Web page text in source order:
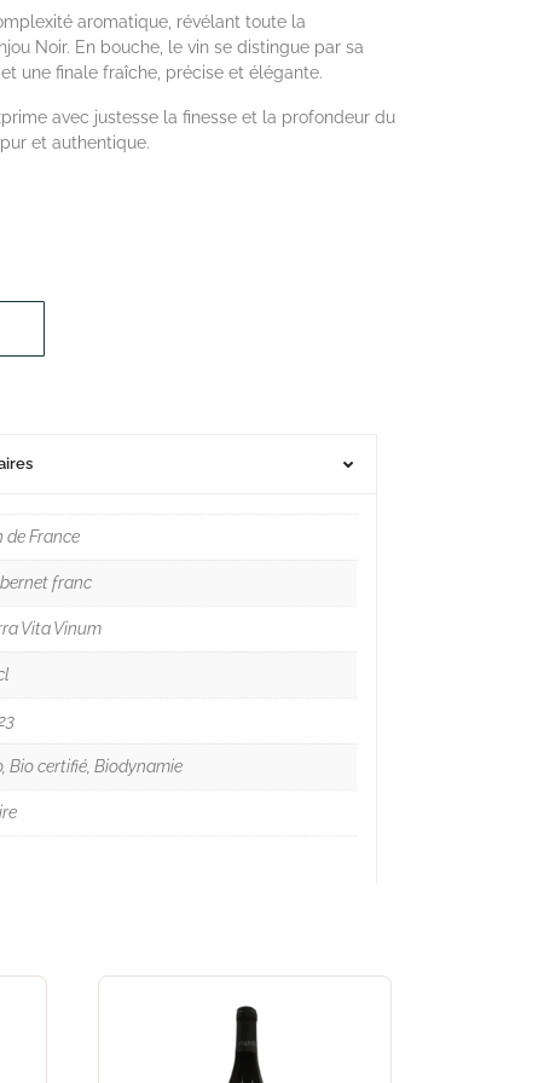
aromatique, révélant toute la
Noir. En bouche, le vin se distingue par sa
une finale fraîche, précise et élégante.
avec justesse la finesse et la profondeur du
et authentique.
de France
franc
Vita Vinum
Bio certifié, Biodynamie